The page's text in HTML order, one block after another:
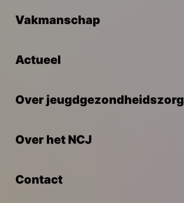
Vakmanschap
Actueel
Over jeugdgezondheidszorg
Over het NCJ
Contact